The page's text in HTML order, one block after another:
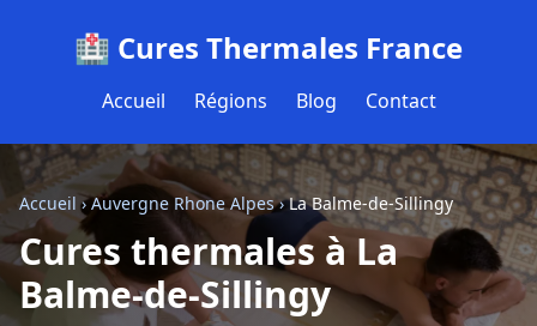
🏥 Cures Thermales France
Accueil Régions Blog Contact
Accueil ›Auvergne Rhone Alpes›La Balme-de-Sillingy
Cures thermales à La
Balme-de-Sillingy